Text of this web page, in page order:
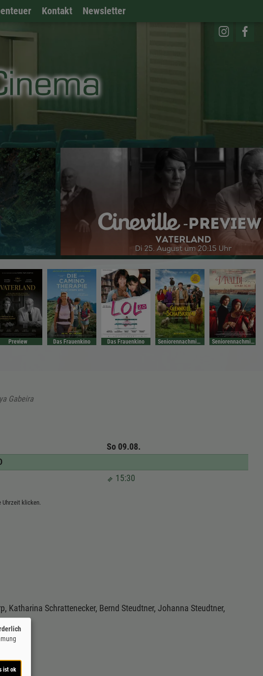
Kontakt Newsletter
Preview Das Frauenkino Das Frauenkino Seniorennachmittag Seniorennachmittag
Gabeira
So 09.08.
15:30
Uhrzeit klicken.
Katharina Schrattenecker, Bernd Steudtner, Johanna Steudtner,
ist ok